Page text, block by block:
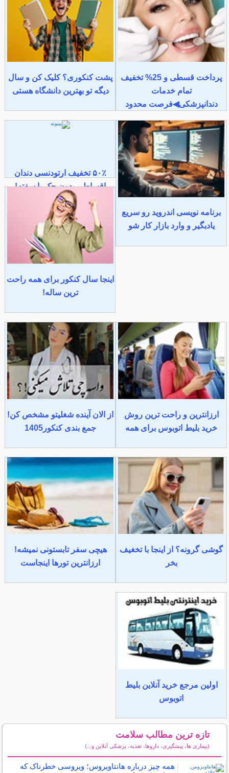
پرداخت قسطی و 25% تخفیف
تمام خدمات
دندانپزشکی◀فرصت محدود
پشت کنکوری؟ کلیک کن و سال
دیگه تو بهترین دانشگاه هستی
برنامه نویسی اندروید رو سریع
یادبگیر و وارد بازار کار شو
۵۰٪ تخفیف ارتودنسی دندان
اقساطی بدون چک یا سفته!
اینجا سال کنکور برای همه راحت
ترین ساله!
ارزانترین و راحت ترین روش
خرید بلیط اتوبوس برای همه
از الان آینده شغلیتو مشخص کن!
جمع بندی کنکور1405
گوشی گرونه؟ از اینجا با تخغیف
بخر
هیچی سفر تابستونی نمیشه!
ارزانترین تورها اینجاست
اولین مرجع خرید آنلاین بلیط
اتوبوس
تازه ترین مطالب سلامت
(بیماری ها، پیشگیری، داروها، تغذیه، پزشکی آنلاین و...)
همه چیز درباره هانتاویروس؛ ویروسی خطرناک که